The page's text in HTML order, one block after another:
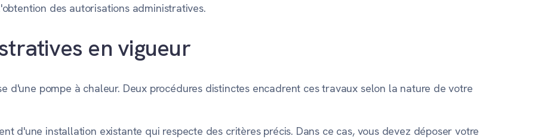
des autorisations administratives.
en vigueur
d'une pompe à chaleur. Deux procédures distinctes encadrent ces travaux selon la nature de votre
d'une installation existante qui respecte des critères précis. Dans ce cas, vous devez déposer votre